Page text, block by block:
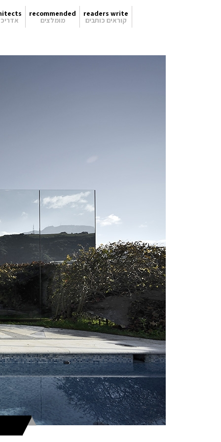
recommended
מומלצים
readers write
קוראים כותבים